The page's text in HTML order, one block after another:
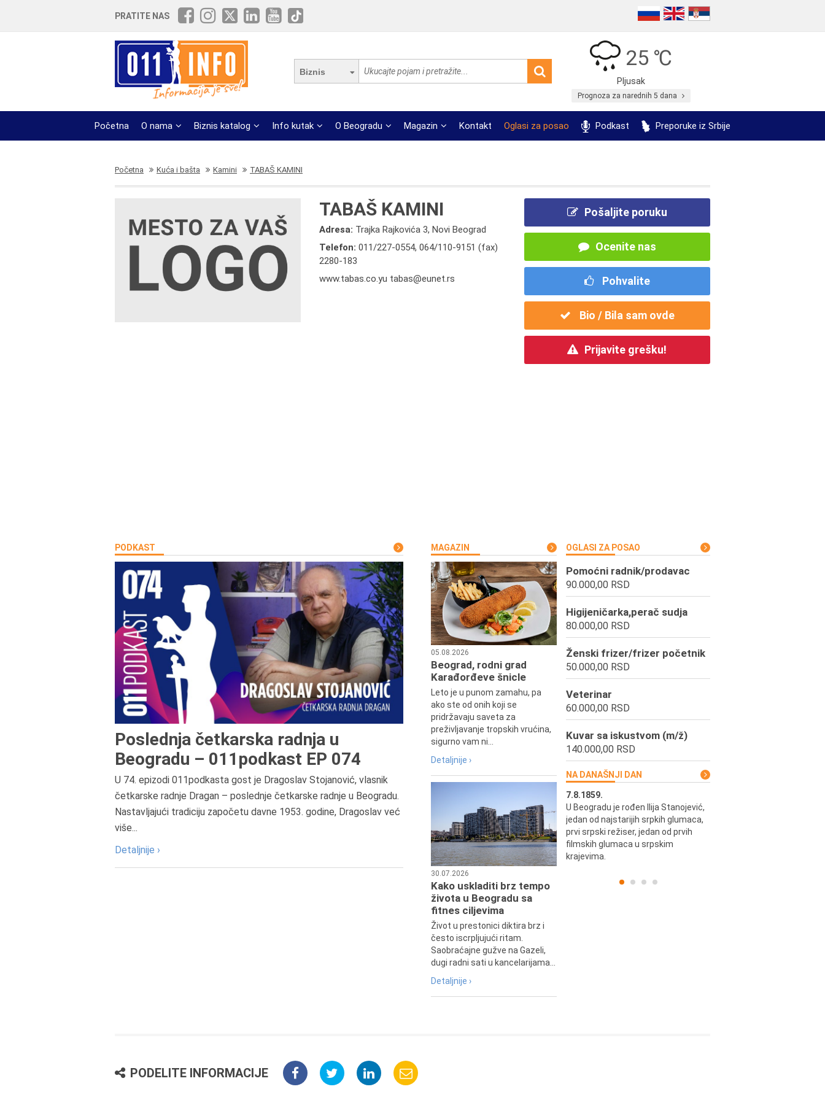
PRATITE NAS
Biznis
25 ℃
Pljusak
Prognoza za narednih 5 dana
Početna O nama Biznis katalog Info kutak O Beogradu Magazin Kontakt Oglasi za posao Podkast Preporuke iz Srbije
Početna Kuća i bašta Kamini TABAŠ KAMINI
TABAŠ KAMINI
Adresa: Trajka Rajkovića 3, Novi Beograd
Telefon:011/227-0554,064/110-9151 (fax)
2280-183
www.tabas.co.yu tabas@eunet.rs
Pošaljite poruku
Ocenite nas
Pohvalite
Bio / Bila sam ovde
Prijavite grešku!
PODKAST
Poslednja četkarska radnja u
Beogradu – 011podkast EP 074
U 74. epizodi 011podkasta gost je Dragoslav Stojanović, vlasnik
četkarske radnje Dragan – poslednje četkarske radnje u Beogradu.
Nastavljajući tradiciju započetu davne 1953. godine, Dragoslav već
više...
Detaljnije ›
MAGAZIN
05.08.2026
Beograd, rodni grad
Karađorđeve šnicle
Leto je u punom zamahu, pa
ako ste od onih koji se
pridržavaju saveta za
preživljavanje tropskih vrućina,
sigurno vam ni...
Detaljnije ›
30.07.2026
Kako uskladiti brz tempo
života u Beogradu sa
fitnes ciljevima
Život u prestonici diktira brz i
često iscrpljujući ritam.
Saobraćajne gužve na Gazeli,
dugi radni sati u kancelarijama...
Detaljnije ›
OGLASI ZA POSAO
Pomoćni radnik/prodavac
90.000,00 RSD
Higijeničarka,perač sudja
80.000,00 RSD
Ženski frizer/frizer početnik
50.000,00 RSD
Veterinar
60.000,00 RSD
Kuvar sa iskustvom (m/ž)
140.000,00 RSD
NA DANAŠNJI DAN
Preminula je Đurđija Cvetić,
pozorišna, filmska i TV glumica.
7.8.1859.
U Beogradu je rođen Ilija Stanojević,
jedan od najstarijih srpkih glumaca,
prvi srpski režiser, jedan od prvih
filmskih glumaca u srpskim
krajevima.
PODELITE INFORMACIJE